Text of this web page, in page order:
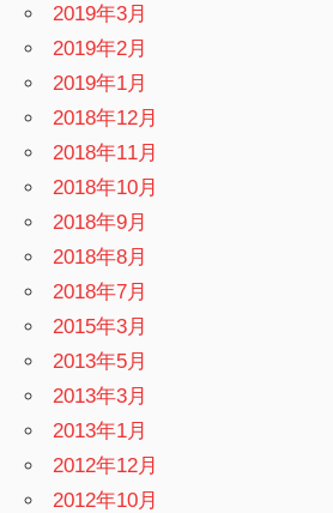
2019年3月
2019年2月
2019年1月
2018年12月
2018年11月
2018年10月
2018年9月
2018年8月
2018年7月
2015年3月
2013年5月
2013年3月
2013年1月
2012年12月
2012年10月